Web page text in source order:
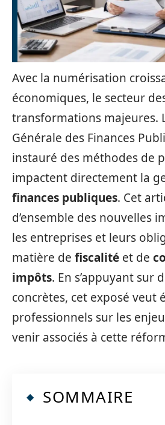
Avec la numérisation
économiques, le secteur
transformations majeures.
Générale des Finances
instauré des méthodes de
impactent directement la
finances publiques. Cet
d’ensemble des nouvelles
les entreprises et leurs
matière de fiscalité et de
impôts. En s’appuyant sur
concrètes, cet exposé veut
professionnels sur les
venir associés à cette
SOMMAIRE